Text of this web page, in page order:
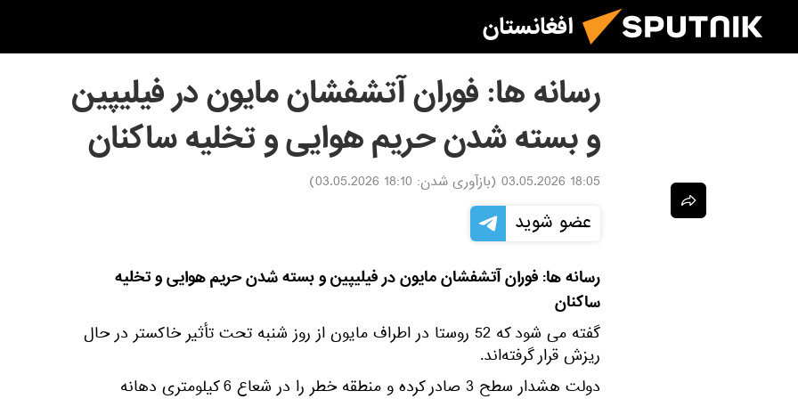
افغانستان
رسانه ها: فوران آتشفشان مایون در فیلیپین
و بسته شدن حریم هوایی و تخلیه ساکنان
18:05 03.05.2026 (بازآوری شدن: 18:10 03.05.2026
)
عضو شوید
رسانه ها: فوران آتشفشان مایون در فیلیپین و بسته شدن حریم هوایی و تخلیه
ساکنان
گفته می شود که 52 روستا در اطراف مایون از روز شنبه تحت تأثیر خاکستر در حال
ریزش قرار گرفته‌اند.
دولت هشدار سطح 3 صادر کرده و منطقه خطر را در شعاع 6 کیلومتری دهانه